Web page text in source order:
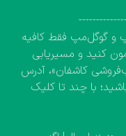
و گوگل‌مپ فقط کافیه
کنید و مسیریابی
کاشفان»، آدرس
با چند تا کلیک